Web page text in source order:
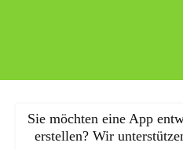
Sie möchten eine App
erstellen? Wir